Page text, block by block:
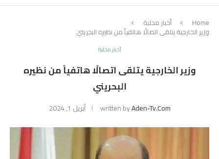
Home أخبار محلية
وزير الخارجية يتلقى اتصالًا هاتفياً من نظيره البحريني
أخبار محلية
وزير الخارجية يتلقى اتصالًا هاتفياً من نظيره
البحريني
written byAden-Tv.com أبريل 1, 2024